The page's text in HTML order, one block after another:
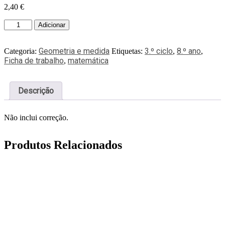
2,40 €
Adicionar
Categoria: Geometria e medida Etiquetas: 3.º ciclo, 8.º ano,
Ficha de trabalho, matemática
Descrição
Não inclui correção.
Produtos Relacionados